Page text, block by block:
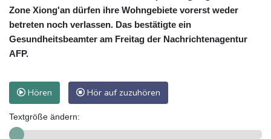
Zone Xiong'an dürfen ihre Wohngebiete vorerst weder
betreten noch verlassen. Das bestätigte ein
Gesundheitsbeamter am Freitag der Nachrichtenagentur
AFP.
Hören Hör auf zuzuhören
Textgröße ändern: